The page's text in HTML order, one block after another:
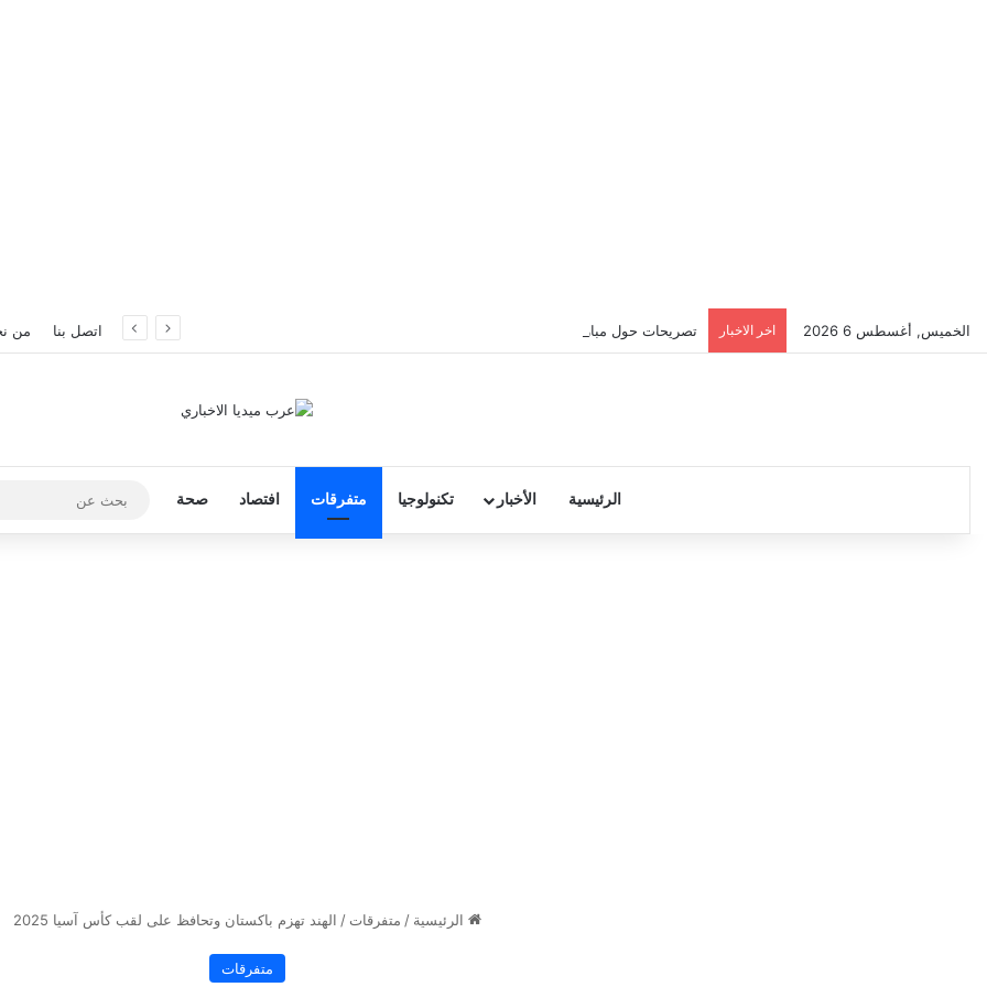
الخميس, أغسطس 6 2026 اخر الاخبار تصريحات حول مباراة بايرن ميونخ اتصل بنا من
الرئيسية الأخبار تكنولوجيا متفرقات افتصاد صحة
الرئيسية / متفرقات / الهند تهزم باكستان وتحافظ على لقب كأس آسيا 2025
متفرقات